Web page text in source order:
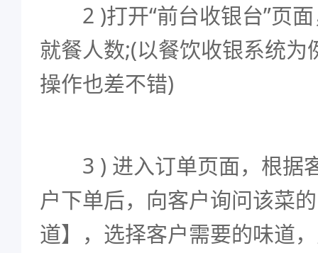
2 )打开“前台收银台”页面
就餐人数;(以餐饮收银系统为
操作也差不错)
3 ) 进入订单页面，根据
户下单后，向客户询问该菜
道】，选择客户需要的味道